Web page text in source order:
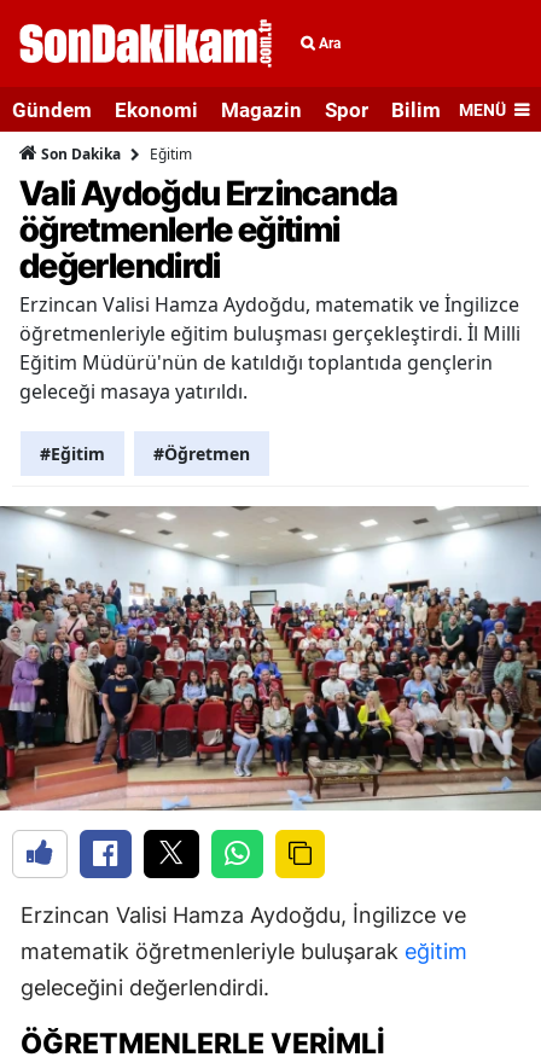
Ara
Gündem Ekonomi Magazin Spor Bilim veMENÜ
Son Dakika Eğitim
Vali Aydoğdu Erzincanda
öğretmenlerle eğitimi
değerlendirdi
Erzincan Valisi Hamza Aydoğdu, matematik ve İngilizce
öğretmenleriyle eğitim buluşması gerçekleştirdi. İl Milli
Eğitim Müdürü'nün de katıldığı toplantıda gençlerin
geleceği masaya yatırıldı.
#Eğitim #Öğretmen
Erzincan Valisi Hamza Aydoğdu, İngilizce ve
matematik öğretmenleriyle buluşarak eğitim
geleceğini değerlendirdi.
ÖĞRETMENLERLE VERIMLI